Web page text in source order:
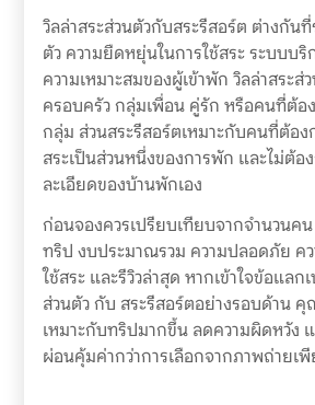
วิลล่าสระส่วนตัวกับสระรีสอร์ต ต่างกัน
ตัว ความยืดหยุ่นในการใช้สระ ระบบบริ
ความเหมาะสมของผู้เข้าพัก วิลล่าสระส่
ครอบครัว กลุ่มเพื่อน คู่รัก หรือคนที่ต้อ
กลุ่ม ส่วนสระรีสอร์ตเหมาะกับคนที่ต้อง
สระเป็นส่วนหนึ่งของการพัก และไม่ต้อ
ละเอียดของบ้านพักเอง
ก่อนจองควรเปรียบเทียบจากจำนวนค
ทริป งบประมาณรวม ความปลอดภัย ค
ใช้สระ และรีวิวล่าสุด หากเข้าใจข้อแลก
ส่วนตัว กับ สระรีสอร์ตอย่างรอบด้าน
เหมาะกับทริปมากขึ้น ลดความผิดหวัง
ผ่อนคุ้มค่ากว่าการเลือกจากภาพถ่ายเพี